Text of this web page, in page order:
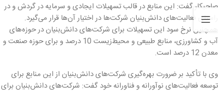
صاحبکار گفت: این منابع در قالب تسهیلات ایجادی و سرمایه در گردش و در
راستای فعالیت‌های دانش‌بنیان شرکت‌ها در اختیار آن‌ها قرار می‌گیرد.
همچنین نرخ سود این تسهیلات برای شرکت‌های دانش‌بنیان در حوزه‌های
آب و کشاورزی، منابع طبیعی و محیط‌زیست 10 درصد و برای حوزه صنعت و
معدن 12 درصد است.
وی با تأکید بر ضرورت بهره‌گیری شرکت‌های دانش‌بنیان از این منابع برای
توسعه فعالیت‌های نوآورانه و فناورانه خود گفت: شرکت‌های دانش‌بنیان برای